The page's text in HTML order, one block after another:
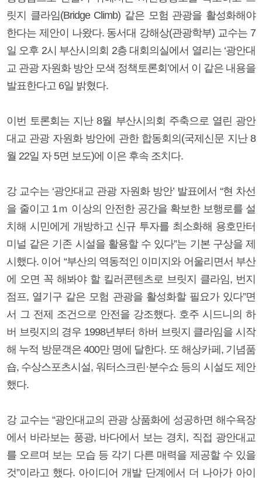
릿지 클라임(Bridge Climb) 같은 모험 관광을 활성화해야
한다는 제안이 나왔다. 동서대 강해상(관광학부) 교수는 7
일 오후 2시 부산시의회 2층 대회의실에서 열리는 ‘광안대
교 관광 자원화 방안 모색 정책토론회’에서 이 같은 내용을
발표한다고 6일 밝혔다.
이번 토론회는 지난 8월 부산시의회 주축으로 열린 광안
대교 관광 자원화 방안에 관한 합동회의(국제신문 지난 8
월 22일 자 5면 보도)에 이은 후속 조치다.
강 교수는 ‘광안대교 관광 자원화 방안’ 발표에서 “현 차선
을 줄이고 1ｍ 이상의 안전한 공간을 확보한 보행로를 설
치해 시민에게 개방하고 신규 투자를 최소화해 용호만터
미널 같은 기존 시설을 활용할 수 있다”는 기본 구상을 제
시했다. 이어 “부산의 역동적인 이미지와 어울리면서 부산
에 오면 꼭 해봐야 할 킬러콘텐츠로 브릿지 클라임, 번지
점프, 열기구 같은 모험 관광을 활성화할 필요가 있다”면
서 그 전제 조건으로 안전을 강조했다. 호주 시드니의 하
버 브릿지의 경우 1998년부터 하버 브릿지 클라임을 시작
해 누적 방문객은 400만 명에 달한다. 또 해상카페, 기념품
숍, 수상스포츠시설, 워터스크린·분수쇼 등의 시설도 제안
했다.
강 교수는 “광안대교의 관광 상품화에 성공하면 해수욕장
에서 바라보는 풍광, 바다에서 보는 경치, 직접 광안대교
를 오르며 보는 모습 등 각기 다른 매력을 제공할 수 있을
것”이라고 했다. 아이디어 개발 단계에서 더 나아가 아이